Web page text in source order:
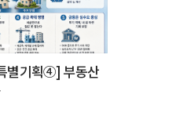
별기획④] 부동산